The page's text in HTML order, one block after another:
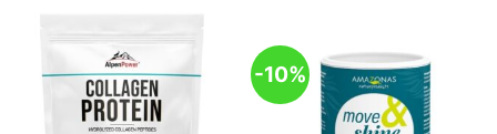
-10%